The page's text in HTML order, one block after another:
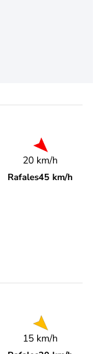
20 km/h
Rafales45 km/h
15 km/h